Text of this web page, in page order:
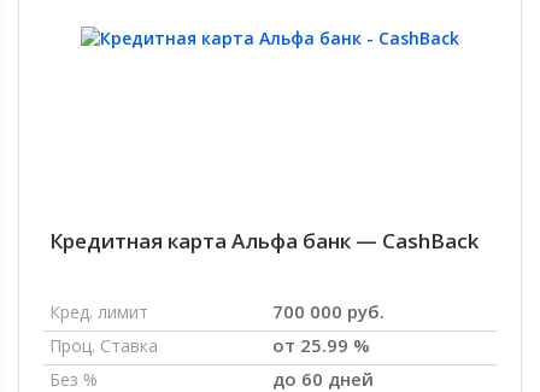
Кредитная карта Альфа банк — CashBack
Кред. лимит 700 000 руб.
Проц. Ставка от 25.99 %
Без % до 60 дней